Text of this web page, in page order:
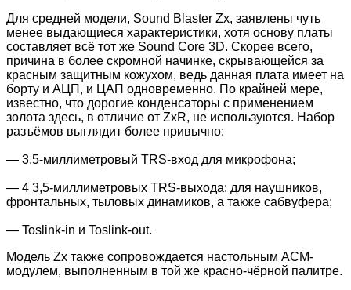
Для средней модели, Sound Blaster Zx, заявлены чуть
менее выдающиеся характеристики, хотя основу платы
составляет всё тот же Sound Core 3D. Скорее всего,
причина в более скромной начинке, скрывающейся за
красным защитным кожухом, ведь данная плата имеет на
борту и АЦП, и ЦАП одновременно. По крайней мере,
известно, что дорогие конденсаторы с применением
золота здесь, в отличие от ZxR, не используются. Набор
разъёмов выглядит более привычно:
— 3,5-миллиметровый TRS-вход для микрофона;
— 4 3,5-миллиметровых TRS-выхода: для наушников,
фронтальных, тыловых динамиков, а также сабвуфера;
— Toslink-in и Toslink-out.
Модель Zx также сопровождается настольным ACM-
модулем, выполненным в той же красно-чёрной палитре.